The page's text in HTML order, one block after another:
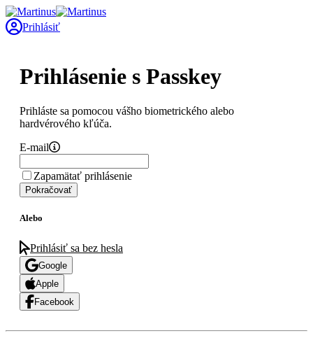
Prihlásiť
Prihlásenie s Passkey
Prihláste sa pomocou vášho biometrického alebo
hardvérového kľúča.
E-mail
Zapamätať prihlásenie
Pokračovať
Alebo
Prihlásiť sa bez hesla
Google
Apple
Facebook